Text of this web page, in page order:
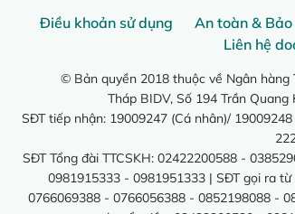
Điều khoản sử dụng An toàn &
Liên hệ
© Bản quyền 2018 thuộc về Ngân
Tháp BIDV, Số 194 Trần
SĐT tiếp nhận: 19009247 (Cá nhân)/
SĐT Tổng đài TTCSKH: 02422200588 -
0981915333 - 0981951333 | SĐT gọi ra
0766069388 - 0766056388 - 0852198088 -